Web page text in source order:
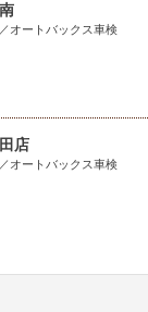
オートバックス車検
店
オートバックス車検